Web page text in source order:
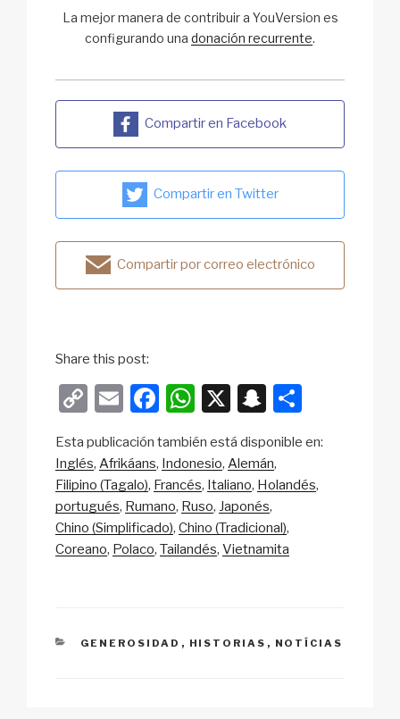
La mejor manera de contribuir a YouVersion es
configurando una donación recurrente.
Compartir en Facebook
Compartir en Twitter
Compartir por correo electrónico
Share this post:
C
p
y
Li
n
E
ail
F
c
e
b
o
W
at
s
A
p
X
S
a
p
c
h
ar
e
Esta publicación también está disponible en:
Inglés Afrikáans Indonesio Alemán
Filipino (Tagalo) Francés Italiano Holandés
portugués Rumano Ruso Japonés
Chino (Simplificado) Chino (Tradicional)
Coreano Polaco Tailandés Vietnamita
CATEGORIES
GENEROSIDAD , HISTORIAS , NOTÍCIAS